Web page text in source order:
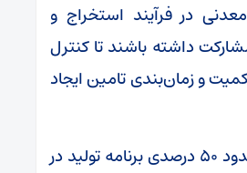
در فرآیند استخراج و
داشته باشند تا کنترل
و زمان‌بندی تامین ایجاد
او افزود: تحقق حدود ۵۰ درصدی برنامه تولید در